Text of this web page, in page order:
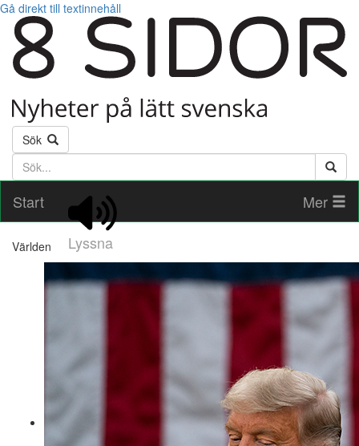
Gå direkt till textinnehåll
Sök
Söktext
Start
Lyssna
Mer
Världen